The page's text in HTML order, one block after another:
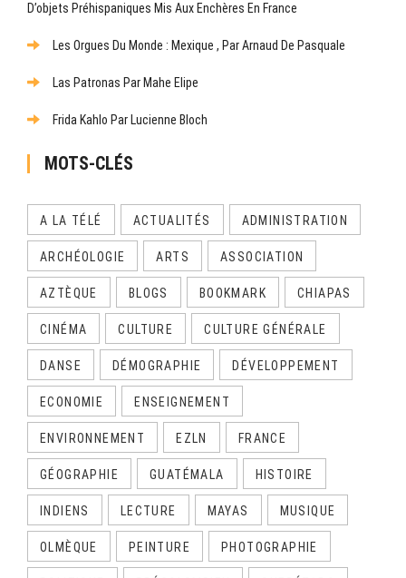
D’objets Préhispaniques Mis Aux Enchères En France
Les Orgues Du Monde : Mexique , Par Arnaud De Pasquale
Las Patronas Par Mahe Elipe
Frida Kahlo Par Lucienne Bloch
MOTS-CLÉS
A LA TÉLÉ ACTUALITÉS ADMINISTRATION
ARCHÉOLOGIE ARTS ASSOCIATION
AZTÈQUE BLOGS BOOKMARK CHIAPAS
CINÉMA CULTURE CULTURE GÉNÉRALE
DANSE DÉMOGRAPHIE DÉVELOPPEMENT
ECONOMIE ENSEIGNEMENT
ENVIRONNEMENT EZLN FRANCE
GÉOGRAPHIE GUATÉMALA HISTOIRE
INDIENS LECTURE MAYAS MUSIQUE
OLMÈQUE PEINTURE PHOTOGRAPHIE